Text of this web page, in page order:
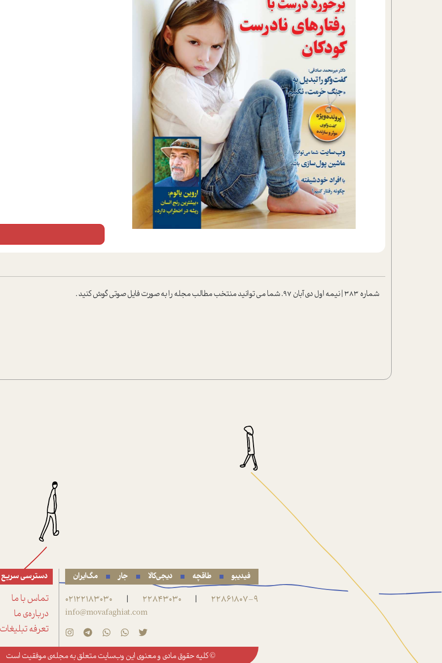
تحلیل فیلم
شیوانا
داستان
شماره 383 | نيمه اول دي آبان 97. شما مي توانيد منتخب مطالب مجله را به صورت فايل صوتي گوش کنيد .
فیدیبو طاقچه دیجی‌کالا جار مگ‌ایران
22861807-9
22843030
02122183030
info@movafaghiat.com
دسترسی سریع
تماس با ما
درباره‌ی ما
تعرفه تبلیغات
© کلیه حقوق مادی و معنوی این وب‌سایت متعلق بهمجله‌ی موفقیتاست